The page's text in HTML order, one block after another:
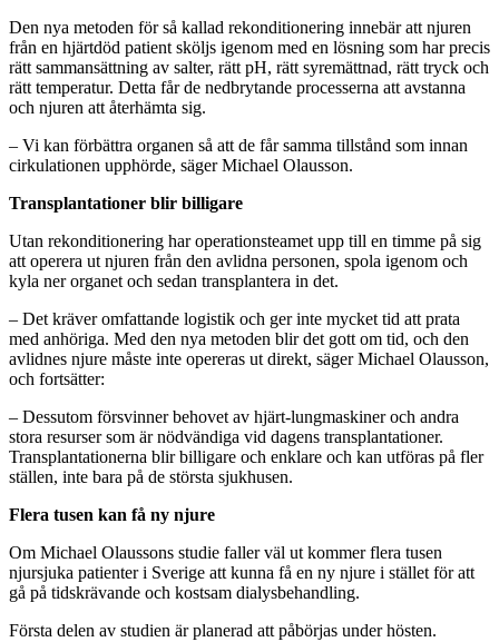
Den nya metoden för så kallad rekonditionering innebär att njuren
från en hjärtdöd patient sköljs igenom med en lösning som har precis
rätt sammansättning av salter, rätt pH, rätt syremättnad, rätt tryck och
rätt temperatur. Detta får de nedbrytande processerna att avstanna
och njuren att återhämta sig.
– Vi kan förbättra organen så att de får samma tillstånd som innan
cirkulationen upphörde, säger Michael Olausson.
Transplantationer blir billigare
Utan rekonditionering har operationsteamet upp till en timme på sig
att operera ut njuren från den avlidna personen, spola igenom och
kyla ner organet och sedan transplantera in det.
– Det kräver omfattande logistik och ger inte mycket tid att prata
med anhöriga. Med den nya metoden blir det gott om tid, och den
avlidnes njure måste inte opereras ut direkt, säger Michael Olausson,
och fortsätter:
– Dessutom försvinner behovet av hjärt-lungmaskiner och andra
stora resurser som är nödvändiga vid dagens transplantationer.
Transplantationerna blir billigare och enklare och kan utföras på fler
ställen, inte bara på de största sjukhusen.
Flera tusen kan få ny njure
Om Michael Olaussons studie faller väl ut kommer flera tusen
njursjuka patienter i Sverige att kunna få en ny njure i stället för att
gå på tidskrävande och kostsam dialysbehandling.
Första delen av studien är planerad att påbörjas under hösten.